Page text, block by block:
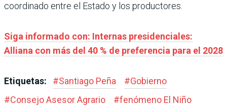
coordinado entre el Estado y los productores.
Siga informado con: Internas presidenciales:
Alliana con más del 40 % de preferencia para el 2028
Etiquetas: #Santiago Peña #Gobierno
#Consejo Asesor Agrario #fenómeno El Niño